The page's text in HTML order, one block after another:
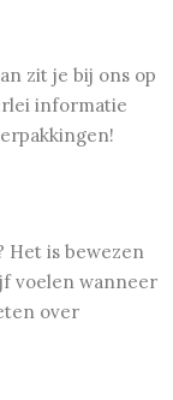
zit je bij ons op
informatie
Het is bewezen
voelen wanneer
over